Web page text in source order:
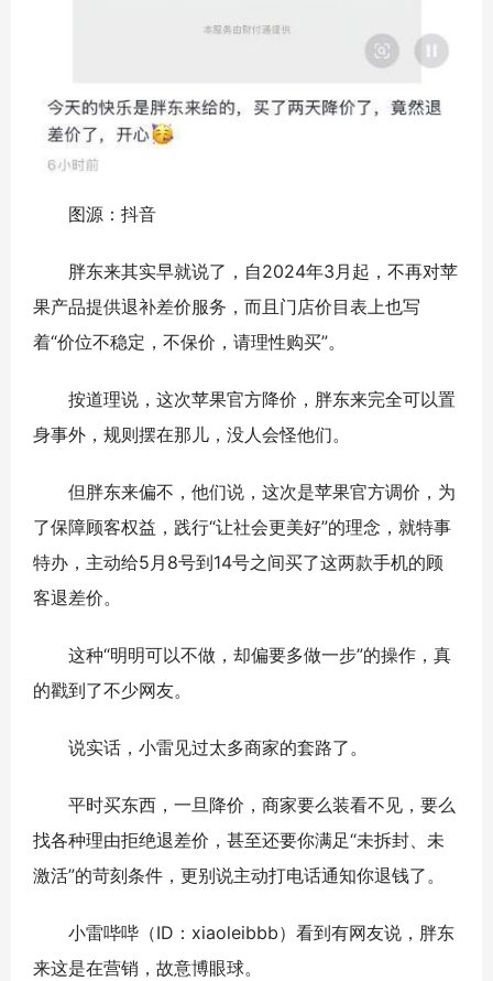
图源：抖音
胖东来其实早就说了，自2024年3月起，不再对苹
果产品提供退补差价服务，而且门店价目表上也写
着“价位不稳定，不保价，请理性购买”。
按道理说，这次苹果官方降价，胖东来完全可以置
身事外，规则摆在那儿，没人会怪他们。
但胖东来偏不，他们说，这次是苹果官方调价，为
了保障顾客权益，践行“让社会更美好”的理念，就特事
特办，主动给5月8号到14号之间买了这两款手机的顾
客退差价。
这种“明明可以不做，却偏要多做一步”的操作，真
的戳到了不少网友。
说实话，小雷见过太多商家的套路了。
平时买东西，一旦降价，商家要么装看不见，要么
找各种理由拒绝退差价，甚至还要你满足“未拆封、未
激活”的苛刻条件，更别说主动打电话通知你退钱了。
小雷哔哔（ID：xiaoleibbb）看到有网友说，胖东
来这是在营销，故意博眼球。